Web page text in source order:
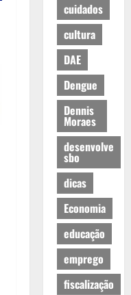
cuidados
cultura
DAE
Dengue
Dennis
Moraes
desenvolve
sbo
dicas
Economia
educação
emprego
fiscalização